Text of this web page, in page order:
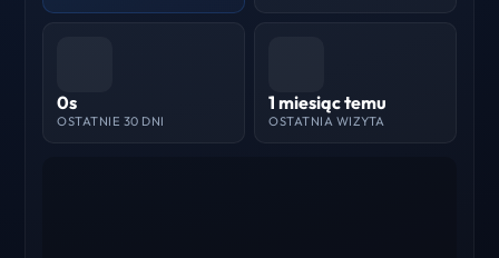
0s
OSTATNIE 30 DNI
1 miesiąc temu
OSTATNIA WIZYTA